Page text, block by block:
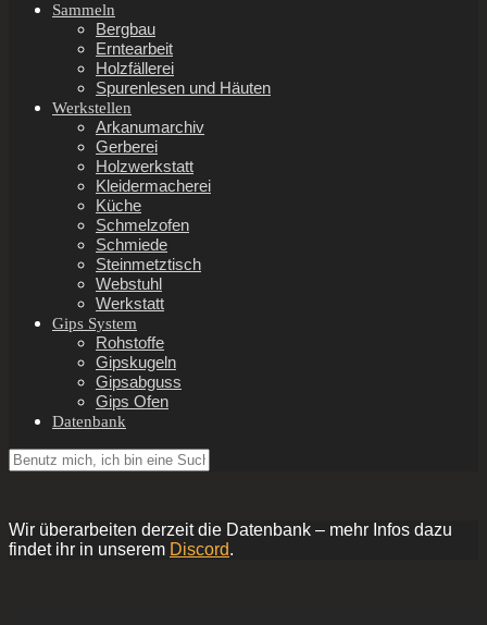
Sammeln
Bergbau
Erntearbeit
Holzfällerei
Spurenlesen und Häuten
Werkstellen
Arkanumarchiv
Gerberei
Holzwerkstatt
Kleidermacherei
Küche
Schmelzofen
Schmiede
Steinmetztisch
Webstuhl
Werkstatt
Gips System
Rohstoffe
Gipskugeln
Gipsabguss
Gips Ofen
Datenbank
Wir überarbeiten derzeit die Datenbank – mehr Infos dazu
findet ihr in unserem Discord.